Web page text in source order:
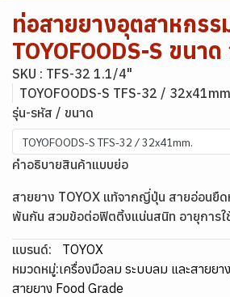
ท่อสายยางอุตสาหกรร
TOYOFOODS-S ขนา
SKU : TFS-32 1.1/4"
TOYOFOODS-S TFS-32 /
รุ่น-รหัส / ขนาด
TOYOFOODS-S TFS-32 / 32x41mm.
คำอธิบายสินค้าแบบย่อ
สายยาง TOYOX แท้จากญี่ปุ่น สายอ่อนยื
พันกัน สวมข้อต่อฟิตติ้งแน่นสนิท อายุการใ
แบรนด์:
TOYOX
หมวดหมู่:เครื่องมือลม ระบบลม และสายยาง
สายยาง Food Grade